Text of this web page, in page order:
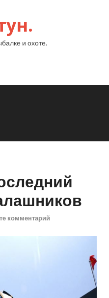
и охоте.
комментарий